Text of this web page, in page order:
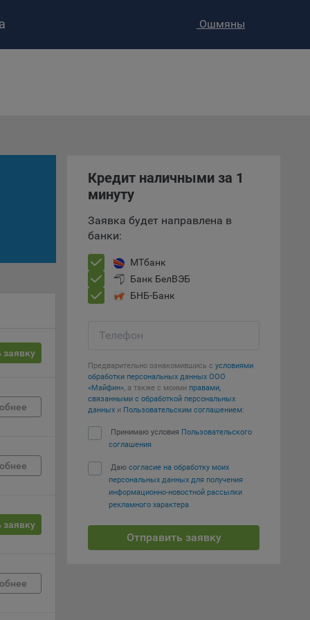
–
Ошмяны
заявку
заявку
Кредит наличными за 1
минуту
Заявка будет направлена в
банки:
МТбанк
Банк БелВЭБ
БНБ-Банк
Телефон
Предварительно ознакомившись с условиями
обработки персональных данных ООО
«Майфин», а также с моими правами,
связанными с обработкой персональных
данных и Пользовательским соглашением:
Принимаю условия Пользовательского
соглашения
Даю согласие на обработку моих
персональных данных для получения
информационно-новостной рассылки
рекламного характера
Отправить заявку